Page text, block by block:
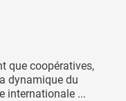
que coopératives,
dynamique du
internationale ...